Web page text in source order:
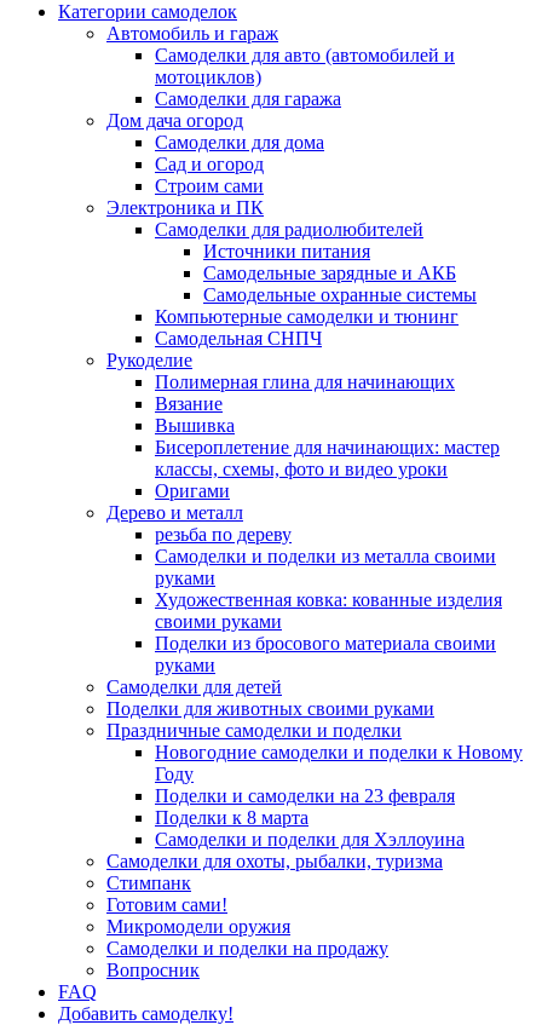
Категории самоделок
Автомобиль и гараж
Самоделки для авто (автомобилей и
мотоциклов)
Самоделки для гаража
Дом дача огород
Самоделки для дома
Сад и огород
Строим сами
Электроника и ПК
Самоделки для радиолюбителей
Источники питания
Самодельные зарядные и АКБ
Самодельные охранные системы
Компьютерные самоделки и тюнинг
Самодельная СНПЧ
Рукоделие
Полимерная глина для начинающих
Вязание
Вышивка
Бисероплетение для начинающих: мастер
классы, схемы, фото и видео уроки
Оригами
Дерево и металл
резьба по дереву
Самоделки и поделки из металла своими
руками
Художественная ковка: кованные изделия
своими руками
Поделки из бросового материала своими
руками
Самоделки для детей
Поделки для животных своими руками
Праздничные самоделки и поделки
Новогодние самоделки и поделки к Новому
Году
Поделки и самоделки на 23 февраля
Поделки к 8 марта
Самоделки и поделки для Хэллоуина
Самоделки для охоты, рыбалки, туризма
Стимпанк
Готовим сами!
Микромодели оружия
Самоделки и поделки на продажу
Вопросник
FAQ
Добавить самоделку!